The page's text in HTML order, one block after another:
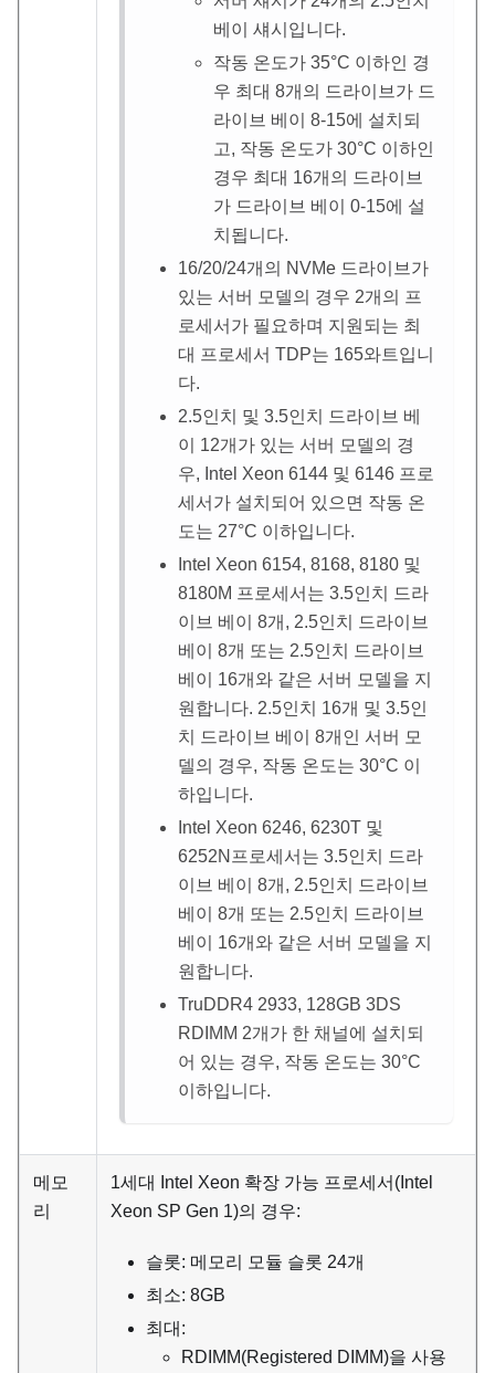
베이 섀시입니다.
작동 온도가 35°C 이하인 경
우 최대 8개의 드라이브가 드
라이브 베이 8-15에 설치되
고, 작동 온도가 30°C 이하인
경우 최대 16개의 드라이브
가 드라이브 베이 0-15에 설
치됩니다.
16/20/24개의 NVMe 드라이브가
있는 서버 모델의 경우 2개의 프
로세서가 필요하며 지원되는 최
대 프로세서 TDP는 165와트입니
다.
2.5인치 및 3.5인치 드라이브 베
이 12개가 있는 서버 모델의 경
우, Intel Xeon 6144 및 6146 프로
세서가 설치되어 있으면 작동 온
도는 27°C 이하입니다.
Intel Xeon 6154, 8168, 8180 및
8180M 프로세서는 3.5인치 드라
이브 베이 8개, 2.5인치 드라이브
베이 8개 또는 2.5인치 드라이브
베이 16개와 같은 서버 모델을 지
원합니다. 2.5인치 16개 및 3.5인
치 드라이브 베이 8개인 서버 모
델의 경우, 작동 온도는 30°C 이
하입니다.
Intel Xeon 6246, 6230T 및
6252N프로세서는 3.5인치 드라
이브 베이 8개, 2.5인치 드라이브
베이 8개 또는 2.5인치 드라이브
베이 16개와 같은 서버 모델을 지
원합니다.
TruDDR4 2933, 128GB 3DS
RDIMM 2개가 한 채널에 설치되
어 있는 경우, 작동 온도는 30°C
이하입니다.
메모
리
1세대 Intel Xeon 확장 가능 프로세서(Intel
Xeon SP Gen 1)의 경우:
슬롯: 메모리 모듈 슬롯 24개
최소: 8GB
최대:
RDIMM(Registered DIMM)을 사용